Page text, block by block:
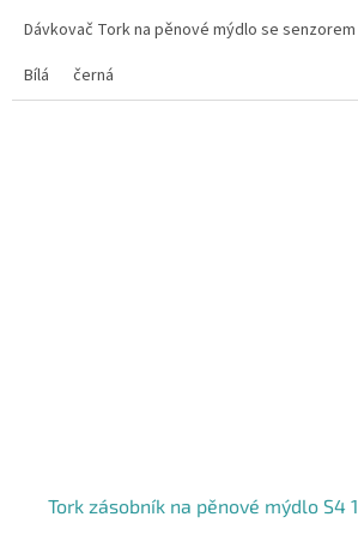
Dávkovač Tork na pěnové mýdlo se senzorem
Bílá
černá
Tork zásobník na pěnové mýdlo S4